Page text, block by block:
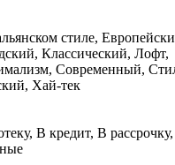
стиле,
Классический, Лофт,
Современный,
Хай-тек
В кредит, В